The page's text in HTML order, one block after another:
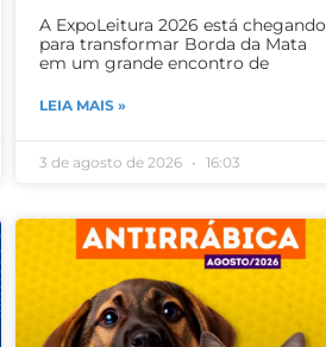
A ExpoLeitura 2026 está chegando
para transformar Borda da Mata
em um grande encontro de
LEIA MAIS »
3 de agosto de 2026 16:03